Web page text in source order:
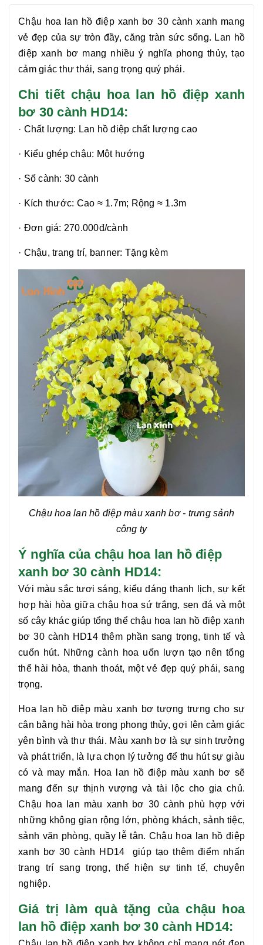
Chậu hoa lan hồ điệp xanh bơ 30 cànhxanh mang
vẻ đẹp của sự tròn đầy, căng tràn sức sống. Lan hồ
điệp xanh bơ mang nhiều ý nghĩa phong thủy, tạo
cảm giác thư thái, sang trọng quý phái.
Chi tiết chậu hoa lan hồ điệp xanh
bơ 30 cành HD14:
· Chất lượng: Lan hồ điệp chất lượng cao
· Kiểu ghép chậu: Một hướng
· Số cành: 30 cành
· Kích thước: Cao ≈ 1.7m; Rộng ≈ 1.3m
· Đơn giá: 270.000đ/cành
· Chậu, trang trí, banner: Tặng kèm
Chậu hoa lan hồ điệp màu xanh bơ- trưng sảnh
công ty
Ý nghĩa của chậu hoa lan hồ điệp
xanh bơ 30 cành HD14:
Với màu sắc tươi sáng, kiểu dáng thanh lịch, sự kết
hợp hài hòa giữa chậu hoa sứ trắng, sen đá và một
số cây khác giúp tổng thể chậu hoa lan hồ điệp xanh
bơ 30 cành HD14 thêm phần sang trọng, tinh tế và
cuốn hút. Những cành hoa uốn lượn tạo nên tổng
thể hài hòa, thanh thoát, một vẻ đẹp quý phái, sang
trọng.
Hoa lan hồ điệp màu xanh bơ tượng trưng cho sự
cân bằng hài hòa trong phong thủy, gợi lên cảm giác
yên bình và thư thái. Màu xanh bơ là sự sinh trưởng
và phát triển, là lựa chọn lý tưởng để thu hút sự giàu
có và may mắn. Hoa lan hồ điệp màu xanh bơ sẽ
mang đến sự thịnh vượng và tài lộc cho gia chủ.
Chậu hoa lan màu xanh bơ 30 cành phù hợp với
những không gian rộng lớn, phòng khách, sảnh tiệc,
sảnh văn phòng, quầy lễ tân. Chậu hoa
lan hồ điệp
xanh bơ 30 cành HD14
giúp tạo thêm điểm nhấn
trang trí sang trọng, thể hiện sự tinh tế, chuyên
nghiệp.
Giá trị làm quà tặng của chậu hoa
lan hồ điệp xanh bơ 30 cành HD14: